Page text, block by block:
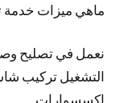
ماهي ميزات خدمة
نعمل في تصليح
التشغيل تركيب
إكسسوارات